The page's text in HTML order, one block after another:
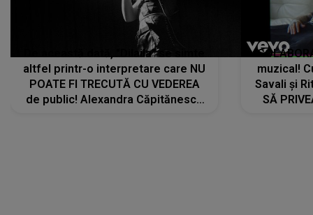
De această dată, "Dilaila" se simte
altfel printr-o interpretare care NU
POATE FI TRECUTĂ CU VEDEREA
de public! Alexandra Căpitănescu
muzical!
Savali și
SĂ